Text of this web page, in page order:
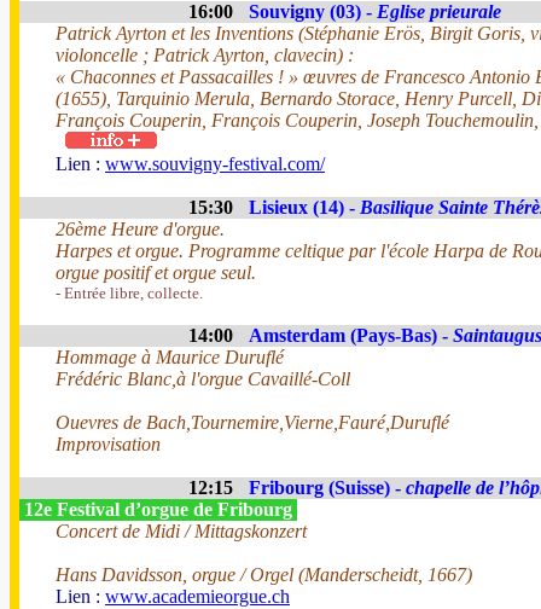
16:00 Souvigny (03) - Eglise prieurale
Patrick Ayrton et les Inventions (Stéphanie Erös, Birgit Goris,
violoncelle ; Patrick Ayrton, clavecin) :
« Chaconnes et Passacailles ! » œuvres de Francesco
(1655), Tarquinio Merula, Bernardo Storace, Henry Purcell,
François Couperin, François Couperin, Joseph
Lien : www.souvigny-festival.com/
15:30 Lisieux (14) - Basilique Sainte
26ème Heure d'orgue.
Harpes et orgue. Programme celtique par l'école Harpa de
orgue positif et orgue seul.
- Entrée libre, collecte.
14:00 Amsterdam (Pays-Bas) -
Hommage à Maurice Duruflé
Frédéric Blanc,à l'orgue Cavaillé-Coll
Ouevres de Bach,Tournemire,Vierne,Fauré,Duruflé
Improvisation
12:15 Fribourg (Suisse) - chapelle de
12e Festival d’orgue de Fribourg
Concert de Midi / Mittagskonzert
Hans Davidsson, orgue / Orgel (Manderscheidt, 1667)
Lien : www.academieorgue.ch